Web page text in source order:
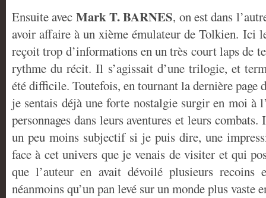
Ensuite avec Mark T. BARNES, on est dans
avoir affaire à un xième émulateur de Tolkien. Ici
reçoit trop d’informations en un très court laps de
rythme du récit. Il s’agissait d’une trilogie, et
été difficile. Toutefois, en tournant la dernière
je sentais déjà une forte nostalgie surgir en moi à
personnages dans leurs aventures et leurs
un peu moins subjectif si je puis dire, une
face à cet univers que je venais de visiter et qui
que l’auteur en avait dévoilé plusieurs recoins
néanmoins qu’un pan levé sur un monde plus vaste